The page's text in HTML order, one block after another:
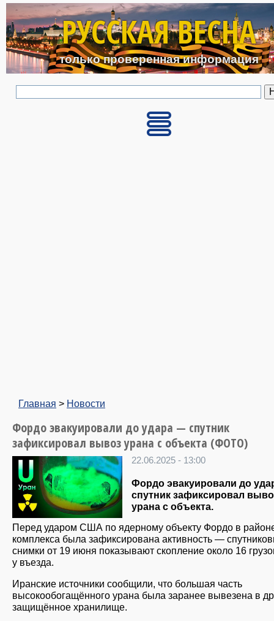
Перейти к основному
РУССКАЯ ВЕСНА
только проверенная информация
Главная > Новости
Фордо эвакуировали до удара — спутник
зафиксировал вывоз урана с объекта (ФОТО)
22.06.2025 - 13:00
Фордо эвакуировали до
спутник зафиксировал
урана с объекта.
Перед ударом США по ядерному объекту Фордо в
комплекса была зафиксирована активность —
снимки от 19 июня показывают скопление около 16
у въезда.
Иранские источники сообщили, что большая часть
высокообогащённого урана была заранее вывезена в
защищённое хранилище.